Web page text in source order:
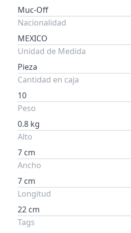
Muc-Off
Nacionalidad
MEXICO
Unidad de Medida
Pieza
Cantidad en caja
10
Peso
0.8 kg
Alto
7 cm
Ancho
7 cm
Longitud
22 cm
Tags